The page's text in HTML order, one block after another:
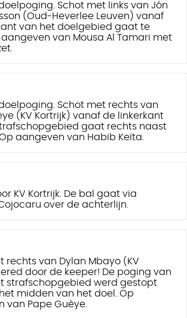
Schot met links van Jón
(Oud-Heverlee Leuven) vanaf
van het doelgebied gaat te
aangeven van Mousa Al Tamari met
Schot met rechts van
(KV Kortrijk) vanaf de linkerkant
gaat rechts naast
aangeven van Habib Keïta.
KV Kortrijk. De bal gaat via
over de achterlijn.
rechts van Dylan Mbayo (KV
door de keeper! De poging van
strafschopgebied werd gestopt
midden van het doel. Op
van Pape Guèye.